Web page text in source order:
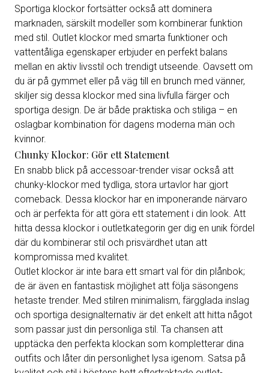
Sportiga klockor fortsätter också att dominera
marknaden, särskilt modeller som kombinerar funktion
med stil. Outlet klockor med smarta funktioner och
vattentåliga egenskaper erbjuder en perfekt balans
mellan en aktiv livsstil och trendigt utseende. Oavsett om
du är på gymmet eller på väg till en brunch med vänner,
skiljer sig dessa klockor med sina livfulla färger och
sportiga design. De är både praktiska och stiliga – en
oslagbar kombination för dagens moderna män och
kvinnor.
Chunky Klockor: Gör ett Statement
En snabb blick på accessoar-trender visar också att
chunky-klockor med tydliga, stora urtavlor har gjort
comeback. Dessa klockor har en imponerande närvaro
och är perfekta för att göra ett statement i din look. Att
hitta dessa klockor i outletkategorin ger dig en unik fördel
där du kombinerar stil och prisvärdhet utan att
kompromissa med kvalitet.
Outlet klockor är inte bara ett smart val för din plånbok;
de är även en fantastisk möjlighet att följa säsongens
hetaste trender. Med stilren minimalism, färgglada inslag
och sportiga designalternativ är det enkelt att hitta något
som passar just din personliga stil. Ta chansen att
upptäcka den perfekta klockan som kompletterar dina
outfits och låter din personlighet lysa igenom. Satsa på